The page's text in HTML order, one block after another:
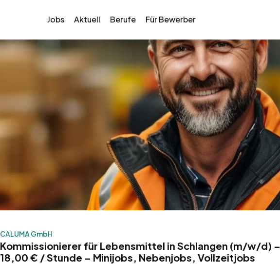
Jobs Aktuell Berufe Für Bewerber
CALUMA GmbH
Kommissionierer für Lebensmittel in Schlangen (m/w/d) –
18,00 € / Stunde – Minijobs, Nebenjobs, Vollzeitjobs